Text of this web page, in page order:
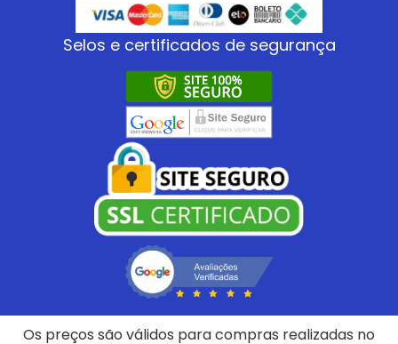
Selos e certificados de segurança
Os preços são válidos para compras realizadas no